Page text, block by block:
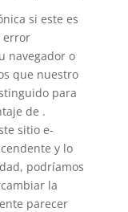
si este es
error
navegador o
que nuestro
para
de .
sitio e-
y lo
podrí­amos
la
parecer